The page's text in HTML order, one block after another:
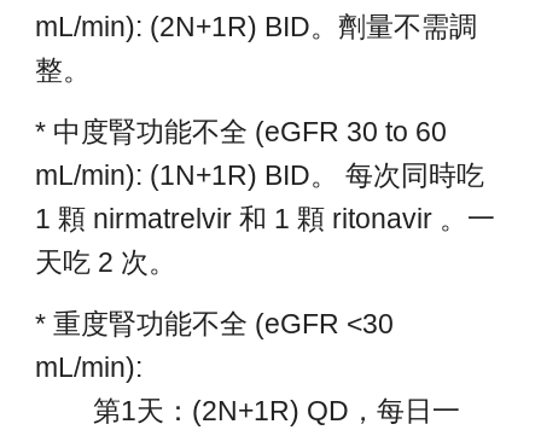
mL/min): (2N+1R) BID。劑量不需調
整。
* 中度腎功能不全 (eGFR 30 to 60
mL/min): (1N+1R) BID。
每次同時吃
1 顆 nirmatrelvir 和 1 顆 ritonavir 。一
天吃 2 次。
* 重度腎功能不全 (eGFR <30
mL/min):
第1天： (2N+1R) QD ，每日一